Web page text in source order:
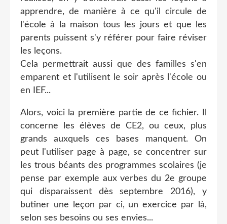
apprendre, de manière à ce qu'il circule de
l'école à la maison tous les jours et que les
parents puissent s'y référer pour faire réviser
les leçons.
Cela permettrait aussi que des familles s'en
emparent et l'utilisent le soir après l'école ou
en IEF...
Alors, voici la première partie de ce fichier. Il
concerne les élèves de CE2, ou ceux, plus
grands auxquels ces bases manquent. On
peut l'utiliser page à page, se concentrer sur
les trous béants des programmes scolaires (je
pense par exemple aux verbes du 2e groupe
qui disparaissent dès septembre 2016), y
butiner une leçon par ci, un exercice par là,
selon ses besoins ou ses envies...